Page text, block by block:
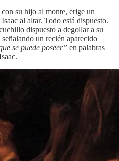
su hijo al monte, erige un
al altar. Todo está dispuesto.
dispuesto a degollar a su
un recién aparecido
se puede poseer” en palabras